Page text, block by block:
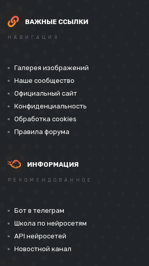
ВАЖНЫЕ ССЫЛКИ
НАВИГАЦИЯ
Галерея изображений
Наше сообщество
Официальный сайт
Конфиденциальность
Обработка cookies
Правила форума
ИНФОРМАЦИЯ
РЕКОМЕНДОВАННОЕ
Бот в телеграм
Школа по нейросетям
API нейросетей
Новостной канал